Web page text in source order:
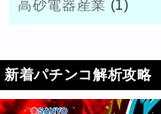
高砂電器産業 (1)
新着パチンコ解析攻略